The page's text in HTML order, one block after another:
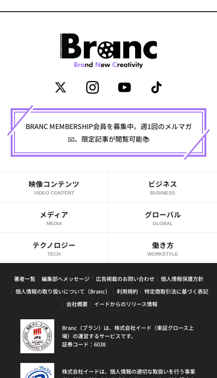
BRANC MEMBERSHIP会員を募集中。週1回のメルマガ
📧、限定記事が閲覧可能📚
映像コンテンツ
VIDEO CONTENT
ビジネス
BUSINESS
メディア
MEDIA
グローバル
GLOBAL
テクノロジー
TECH
働き方
WORKSTYLE
著者一覧 編集部へメッセージ 広告掲載のお問い合わせ
個人情報保護方針
個人情報の取り扱いについて（Branc）
利用規約
特定商取引法に基づく表記
会社概要
イードからのリリース情報
Branc（ブラン）は、株式会社イード（東証グロース上
場）の運営するサービスです。
証券コード：6038
株式会社イードは、個人情報の適切な取扱いを行う事業